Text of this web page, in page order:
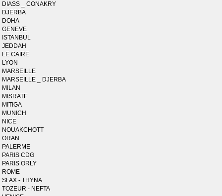
DIASS _ CONAKRY
DJERBA
DOHA
GENEVE
ISTANBUL
JEDDAH
LE CAIRE
LYON
MARSEILLE
MARSEILLE _ DJERBA
MILAN
MISRATE
MITIGA
MUNICH
NICE
NOUAKCHOTT
ORAN
PALERME
PARIS CDG
PARIS ORLY
ROME
SFAX - THYNA
TOZEUR - NEFTA